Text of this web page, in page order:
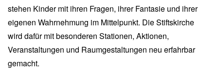
stehen Kinder mit ihren Fragen, ihrer Fantasie und ihrer
eigenen Wahrnehmung im Mittelpunkt. Die Stiftskirche
wird dafür mit besonderen Stationen, Aktionen,
Veranstaltungen und Raumgestaltungen neu erfahrbar
gemacht.